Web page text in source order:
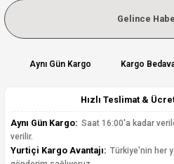
Gelince
Aynı Gün Kargo Kargo
Hızlı Teslimat &
Aynı Gün Kargo: Saat 16:00'a kadar
verilir.
Yurtiçi Kargo Avantajı: Türkiye'nin her